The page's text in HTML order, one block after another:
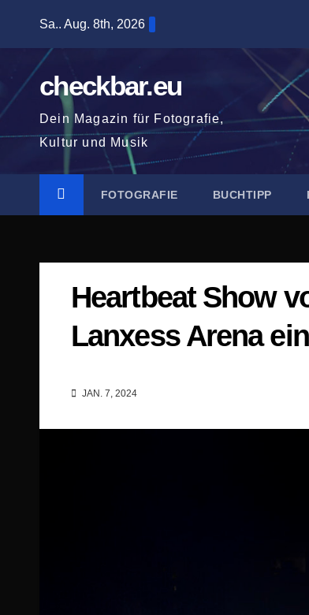
springen
Sa.. Aug. 8th, 2026
checkbar.eu
Dein Magazin für Fotografie,
Kultur und Musik
FOTOGRAFIE BUCHTIPP
Heartbeat Show
Lanxess Arena
JAN. 7, 2024